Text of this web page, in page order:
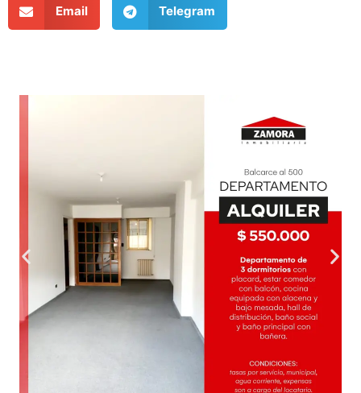
Email Telegram